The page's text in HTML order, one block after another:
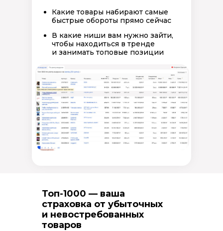
В какие ниши вам нужно зайти,
чтобы находиться в тренде
и занимать топовые позиции
Какие товары набирают самые
быстрые обороты прямо сейчас
Топ-1000 — ваша
страховка от убыточных
и невостребованных
товаров